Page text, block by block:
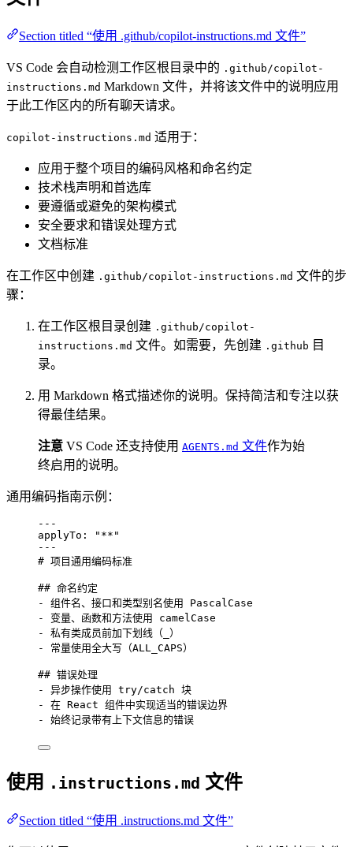
Section titled “使用 .github/copilot-instructions.md 文件”
VS Code 会自动检测工作区根目录中的 .github/copilot-
instructions.md Markdown 文件，并将该文件中的说明应用
于此工作区内的所有聊天请求。
copilot-instructions.md 适用于：
应用于整个项目的编码风格和命名约定
技术栈声明和首选库
要遵循或避免的架构模式
安全要求和错误处理方式
文档标准
在工作区中创建 .github/copilot-instructions.md 文件的步
骤：
在工作区根目录创建 .github/copilot-
instructions.md 文件。如需要，先创建 .github 目
录。
用 Markdown 格式描述你的说明。保持简洁和专注以获
得最佳结果。
注意 VS Code 还支持使用 AGENTS.md 文件作为始
终启用的说明。
通用编码指南示例：
---
applyTo : " ** "
---
# 项目通用编码标准
## 命名约定
-
组件名、接口和类型别名使用 PascalCase
-
变量、函数和方法使用 camelCase
-
私有类成员前加下划线（_）
-
常量使用全大写（ALL_CAPS）
## 错误处理
-
异步操作使用 try/catch 块
-
在 React 组件中实现适当的错误边界
-
始终记录带有上下文信息的错误
使用 .instructions.md 文件
Section titled “使用 .instructions.md 文件”